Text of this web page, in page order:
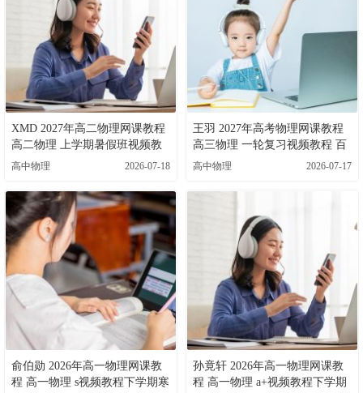
XMD 2027年高二物理网课教程
高二物理 上学期暑假班视频教
程 百度网盘下载
高中物理 2026-07-18
王羽 2027年高考物理网课教程
高三物理 一轮复习视频教程 百
度网盘下载
高中物理 2026-07-17
俞伯勋 2026年高一物理网课教
程 高一物理 s视频教程下学期寒
孙竟轩 2026年高一物理网课教
程 高一物理 a+视频教程下学期